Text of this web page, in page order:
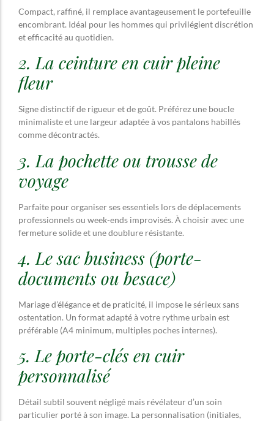
Compact, raffiné, il remplace avantageusement le portefeuille
encombrant. Idéal pour les hommes qui privilégient discrétion
et efficacité au quotidien.
2. La ceinture en cuir pleine
fleur
Signe distinctif de rigueur et de goût. Préférez une boucle
minimaliste et une largeur adaptée à vos pantalons habillés
comme décontractés.
3. La pochette ou trousse de
voyage
Parfaite pour organiser ses essentiels lors de déplacements
professionnels ou week-ends improvisés. À choisir avec une
fermeture solide et une doublure résistante.
4. Le sac business (porte-
documents ou besace)
Mariage d’élégance et de praticité, il impose le sérieux sans
ostentation. Un format adapté à votre rythme urbain est
préférable (A4 minimum, multiples poches internes).
5. Le porte-clés en cuir
personnalisé
Détail subtil souvent négligé mais révélateur d’un soin
particulier porté à son image. La personnalisation (initiales,